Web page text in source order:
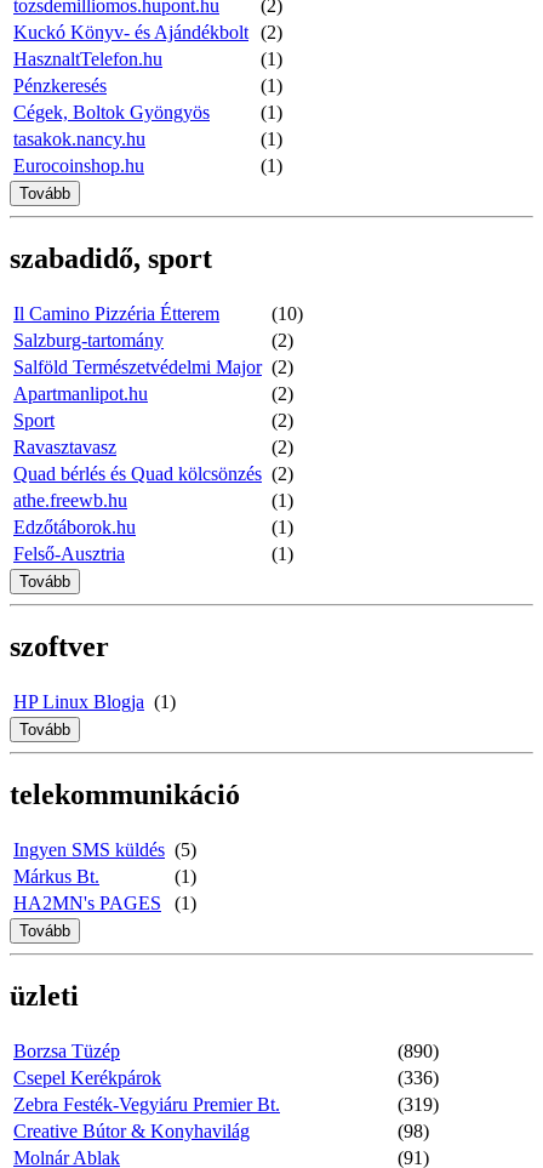
tozsdemilliomos.hupont.hu
(2)
Kuckó Könyv- és Ajándékbolt (2)
HasznaltTelefon.hu
(1)
Pénzkeresés
(1)
Cégek, Boltok Gyöngyös
(1)
tasakok.nancy.hu
(1)
Eurocoinshop.hu
(1)
Tovább
szabadidő, sport
Il Camino Pizzéria Étterem
(10)
Salzburg-tartomány
(2)
Salföld Természetvédelmi Major (2)
Apartmanlipot.hu
(2)
Sport
(2)
Ravasztavasz
(2)
Quad bérlés és Quad kölcsönzés (2)
athe.freewb.hu
(1)
Edzőtáborok.hu
(1)
Felső-Ausztria
(1)
Tovább
szoftver
HP Linux Blogja (1)
Tovább
telekommunikáció
Ingyen SMS küldés (5)
Márkus Bt.
(1)
HA2MN's PAGES
(1)
Tovább
üzleti
Borzsa Tüzép
(890)
Csepel Kerékpárok
(336)
Zebra Festék-Vegyiáru Premier Bt.
(319)
Creative Bútor & Konyhavilág
(98)
Molnár Ablak
(91)